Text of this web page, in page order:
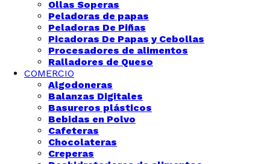
Ollas Soperas
Peladoras de papas
Peladoras De Piñas
Picadoras De Papas y Cebollas
Procesadores de alimentos
Ralladores de Queso
COMERCIO
Algodoneras
Balanzas Digitales
Basureros plásticos
Bebidas en Polvo
Cafeteras
Chocolateras
Creperas